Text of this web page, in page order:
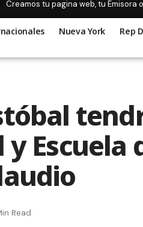
Creamos tu pagina web, tu Emisora
Nueva York Rep
Escuela
Read